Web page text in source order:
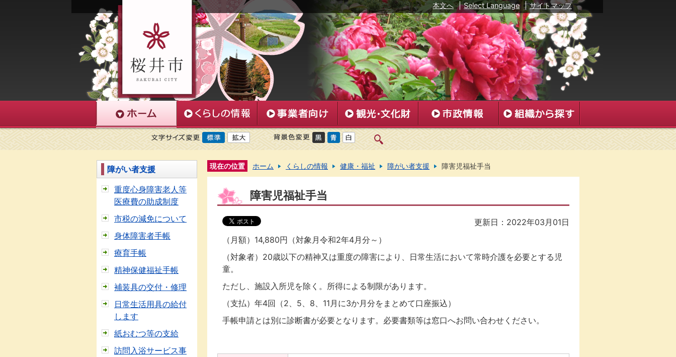
本文へ | Select Language | サイトマップ
障がい者支援
重度心身障害老人等
医療費の助成制度
市税の減免について
身体障害者手帳
療育手帳
精神保健福祉手帳
補装具の交付・修理
日常生活用具の給付
します
紙おむつ等の支給
訪問入浴サービス事
現在の位置 ホーム くらしの情報 健康・福祉 障がい者支援 障害児福祉手当
障害児福祉手当
更新日：2022年03月01日
（月額）14,880円（対象月令和2年4月分～）
（対象者）20歳以下の精神又は重度の障害により、日常生活において常時介護を必要とする児
童。
ただし、施設入所児を除く。所得による制限があります。
（支払）年4回（2、5、8、11月に3か月分をまとめて口座振込）
手帳申請とは別に診断書が必要となります。必要書類等は窓口へお問い合わせください。